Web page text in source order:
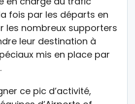
fois par les départs en
les nombreux supporters
leur destination à
mis en place par
ce pic d’activité,